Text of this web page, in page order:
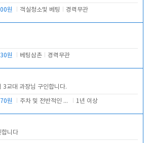
원 객실청소및 베팅 경력무관
원 베팅삼촌 경력무관
3교대 과장님 구인합니다.
원 주차 및 전반적인 당번업무 1년 이상
합니다